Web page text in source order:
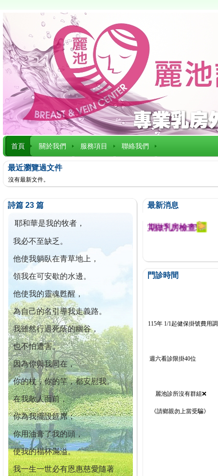
首頁 關於我們 服務項目 聯絡我們
最近瀏覽過文件
沒有最新文件。
詩篇 23 篇
耶和華是我的牧者，
我必不至缺乏。
他使我躺臥在青草地上，
領我在可安歇的水邊。
他使我的靈魂甦醒，
為自己的名引導我走義路。
我雖然行過死蔭的幽谷，
也不怕遭害。
因為你與我同在，
你的杖，你的竿，都安慰我。
在我敵人面前，
你為我擺設筵席；
你用油膏了我的頭，
使我的福杯滿溢。
我一生一世必有恩惠慈愛隨著
最新消息
今已篩檢出1700位乳癌患者,提醒您定期做乳房檢查!
門診時間
115年 1/1起健保掛號費用
週六看診限掛40位
麗池診所沒有群組❌
《請鄉親勿上當受騙》